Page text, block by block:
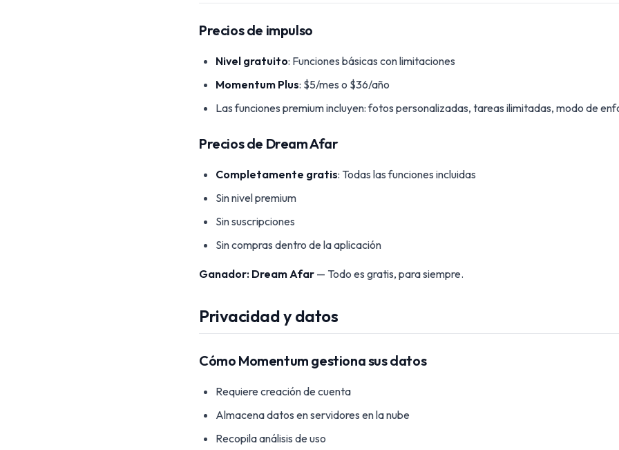
Precios de impulso
Nivel gratuito: Funciones básicas con limitaciones
Momentum Plus: $5/mes o $36/año
Las funciones premium incluyen: fotos personalizadas, tareas ilimitadas, modo de
Precios de Dream Afar
Completamente gratis: Todas las funciones incluidas
Sin nivel premium
Sin suscripciones
Sin compras dentro de la aplicación
Ganador: Dream Afar — Todo es gratis, para siempre.
Privacidad y datos
Cómo Momentum gestiona sus datos
Requiere creación de cuenta
Almacena datos en servidores en la nube
Recopila análisis de uso